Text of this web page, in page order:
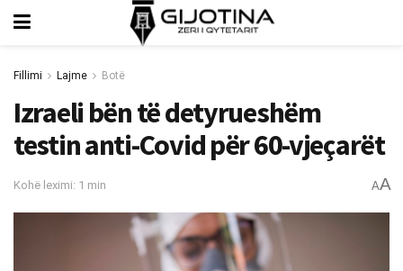
Fillimi Lajme Botë
Izraeli bën të detyrueshëm
testin anti-Covid për 60-vjeçarët
Kohë leximi: 1 min AA